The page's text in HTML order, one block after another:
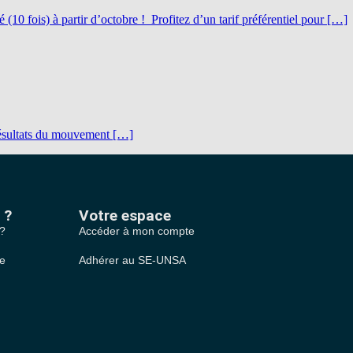
(10 fois) à partir d’octobre ! Profitez d’un tarif préférentiel pour […]
du mouvement […]
? Votre espace
Accéder à mon compte
Adhérer au SE-UNSA